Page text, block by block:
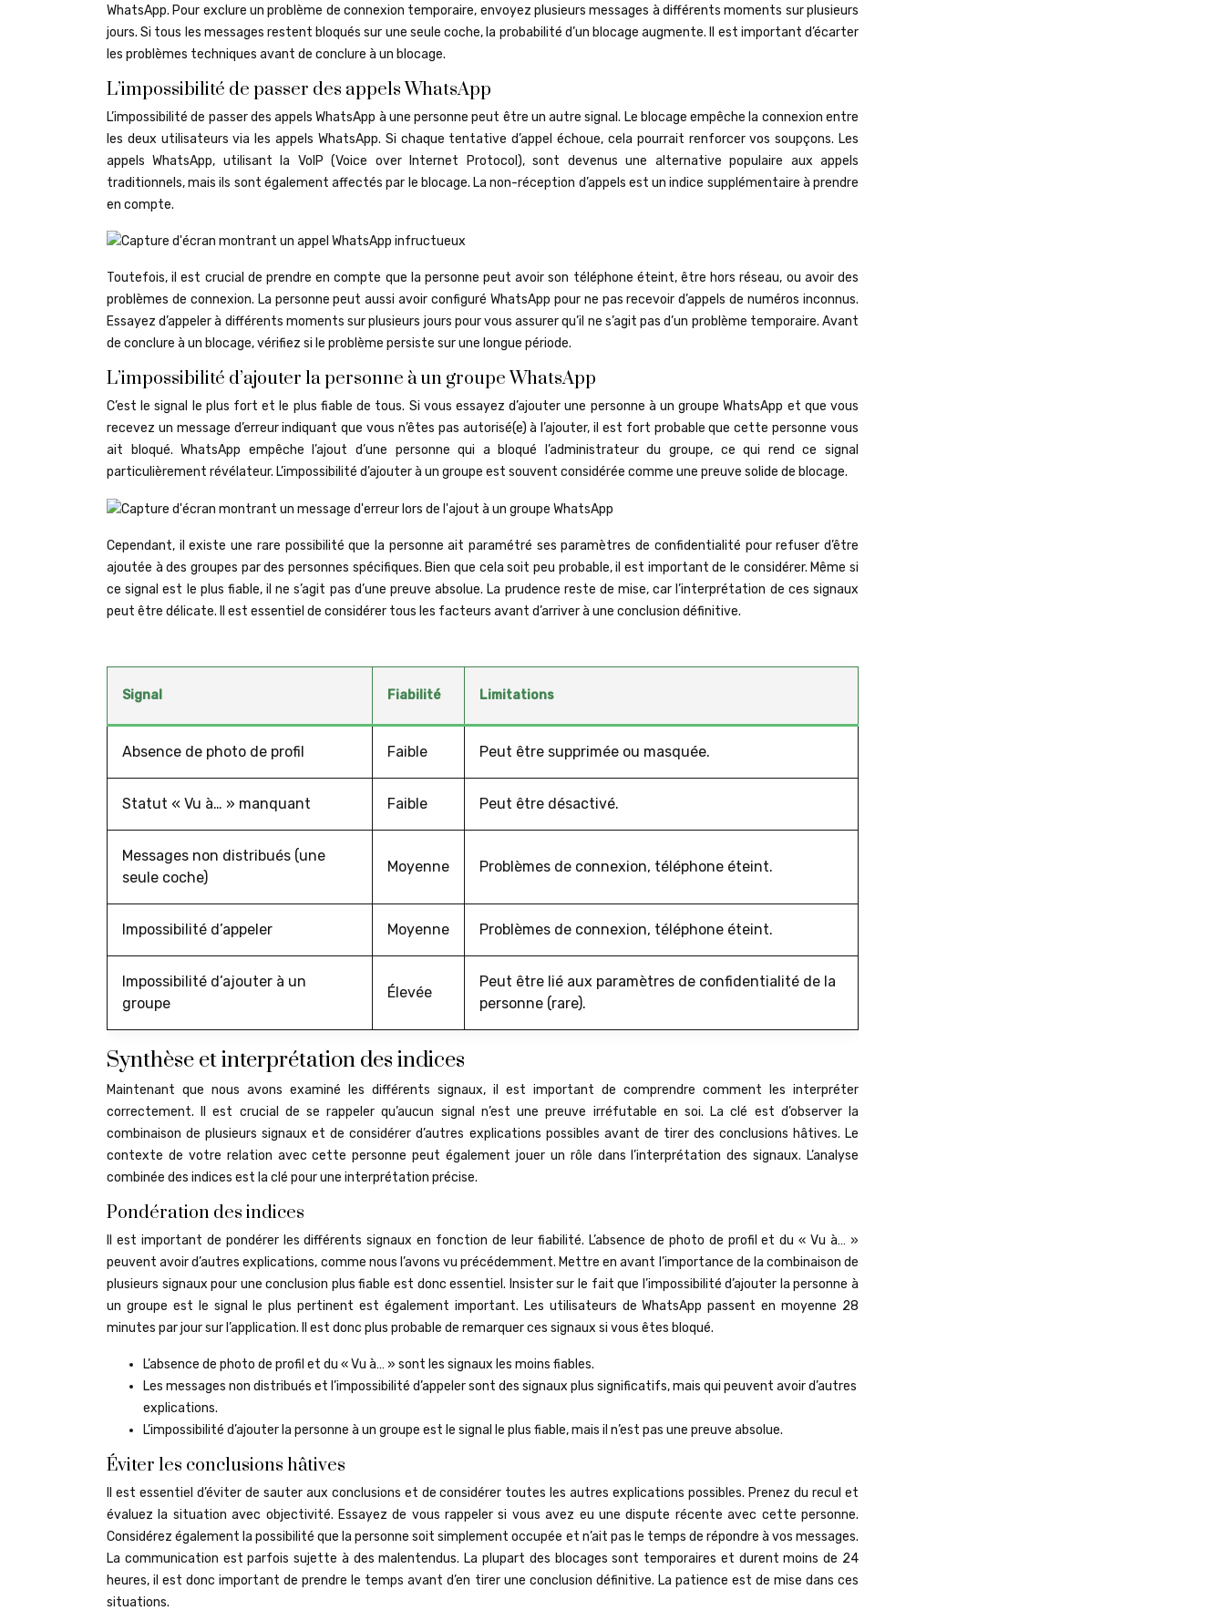
WhatsApp. Pour exclure un problème de connexion temporaire, envoyez plusieurs messages à différents moments sur plusieurs
jours. Si tous les messages restent bloqués sur une seule coche, la probabilité d’un blocage augmente. Il est important d’écarter
les problèmes techniques avant de conclure à un blocage.
L’impossibilité de passer des appels WhatsApp
L’impossibilité de passer des appels WhatsApp à une personne peut être un autre signal. Le blocage empêche la connexion entre
les deux utilisateurs via les appels WhatsApp. Si chaque tentative d’appel échoue, cela pourrait renforcer vos soupçons. Les
appels WhatsApp, utilisant la VoIP (Voice over Internet Protocol), sont devenus une alternative populaire aux appels
traditionnels, mais ils sont également affectés par le blocage. La non-réception d’appels est un indice supplémentaire à prendre
en compte.
Toutefois, il est crucial de prendre en compte que la personne peut avoir son téléphone éteint, être hors réseau, ou avoir des
problèmes de connexion. La personne peut aussi avoir configuré WhatsApp pour ne pas recevoir d’appels de numéros inconnus.
Essayez d’appeler à différents moments sur plusieurs jours pour vous assurer qu’il ne s’agit pas d’un problème temporaire. Avant
de conclure à un blocage, vérifiez si le problème persiste sur une longue période.
L’impossibilité d’ajouter la personne à un groupe WhatsApp
C’est le signal le plus fort et le plus fiable de tous. Si vous essayez d’ajouter une personne à un groupe WhatsApp et que vous
recevez un message d’erreur indiquant que vous n’êtes pas autorisé(e) à l’ajouter, il est fort probable que cette personne vous
ait bloqué. WhatsApp empêche l’ajout d’une personne qui a bloqué l’administrateur du groupe, ce qui rend ce signal
particulièrement révélateur. L’impossibilité d’ajouter à un groupe est souvent considérée comme une preuve solide de blocage.
Cependant, il existe une rare possibilité que la personne ait paramétré ses paramètres de confidentialité pour refuser d’être
ajoutée à des groupes par des personnes spécifiques. Bien que cela soit peu probable, il est important de le considérer. Même si
ce signal est le plus fiable, il ne s’agit pas d’une preuve absolue. La prudence reste de mise, car l’interprétation de ces signaux
peut être délicate. Il est essentiel de considérer tous les facteurs avant d’arriver à une conclusion définitive.
Signal Fiabilité Limitations
Absence de photo de profil Faible Peut être supprimée ou masquée.
Statut « Vu à… » manquant Faible Peut être désactivé.
Messages non distribués (une
seule coche)
Moyenne Problèmes de connexion, téléphone éteint.
Impossibilité d’appeler Moyenne Problèmes de connexion, téléphone éteint.
Impossibilité d’ajouter à un
groupe
Élevée
Peut être lié aux paramètres de confidentialité de la
personne (rare).
Synthèse et interprétation des indices
Maintenant que nous avons examiné les différents signaux, il est important de comprendre comment les interpréter
correctement. Il est crucial de se rappeler qu’aucun signal n’est une preuve irréfutable en soi. La clé est d’observer la
combinaison de plusieurs signaux et de considérer d’autres explications possibles avant de tirer des conclusions hâtives. Le
contexte de votre relation avec cette personne peut également jouer un rôle dans l’interprétation des signaux. L’analyse
combinée des indices est la clé pour une interprétation précise.
Pondération des indices
Il est important de pondérer les différents signaux en fonction de leur fiabilité. L’absence de photo de profil et du « Vu à… »
peuvent avoir d’autres explications, comme nous l’avons vu précédemment. Mettre en avant l’importance de la combinaison de
plusieurs signaux pour une conclusion plus fiable est donc essentiel. Insister sur le fait que l’impossibilité d’ajouter la personne à
un groupe est le signal le plus pertinent est également important. Les utilisateurs de WhatsApp passent en moyenne 28
minutes par jour sur l’application. Il est donc plus probable de remarquer ces signaux si vous êtes bloqué.
L’absence de photo de profil et du « Vu à… » sont les signaux les moins fiables.
Les messages non distribués et l’impossibilité d’appeler sont des signaux plus significatifs, mais qui peuvent avoir d’autres
explications.
L’impossibilité d’ajouter la personne à un groupe est le signal le plus fiable, mais il n’est pas une preuve absolue.
Éviter les conclusions hâtives
Il est essentiel d’éviter de sauter aux conclusions et de considérer toutes les autres explications possibles. Prenez du recul et
évaluez la situation avec objectivité. Essayez de vous rappeler si vous avez eu une dispute récente avec cette personne.
Considérez également la possibilité que la personne soit simplement occupée et n’ait pas le temps de répondre à vos messages.
La communication est parfois sujette à des malentendus. La plupart des blocages sont temporaires et durent moins de 24
heures, il est donc important de prendre le temps avant d’en tirer une conclusion définitive. La patience est de mise dans ces
situations.